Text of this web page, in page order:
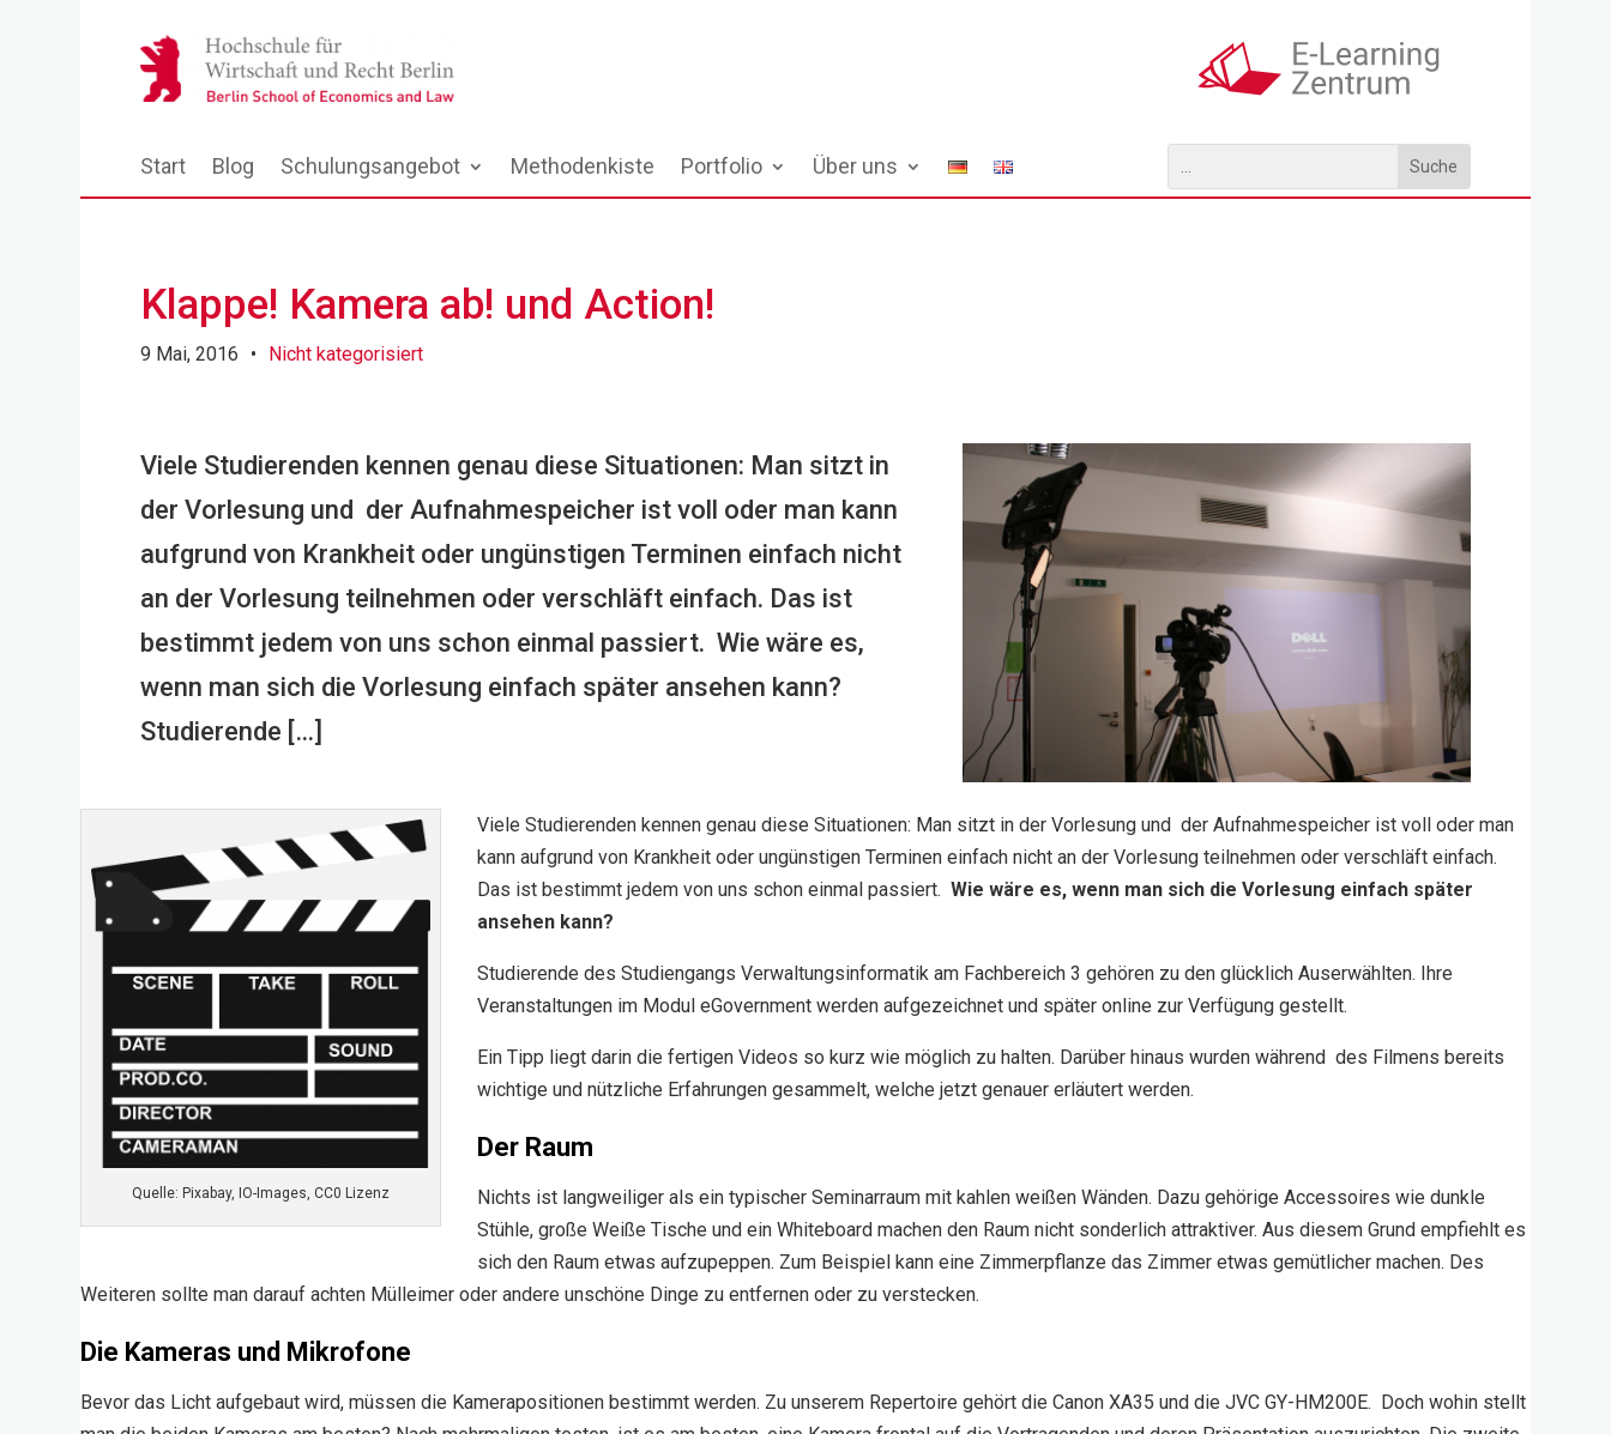
Start Blog Schulungsangebot Methodenkiste Portfolio Über uns
Klappe! Kamera ab! und Action!
9 Mai, 2016 • Nicht kategorisiert
Viele Studierenden kennen genau diese Situationen: Man sitzt in
der Vorlesung und der Aufnahmespeicher ist voll oder man kann
aufgrund von Krankheit oder ungünstigen Terminen einfach nicht
an der Vorlesung teilnehmen oder verschläft einfach. Das ist
bestimmt jedem von uns schon einmal passiert. Wie wäre es,
wenn man sich die Vorlesung einfach später ansehen kann?
Studierende […]
Quelle: Pixabay, IO-Images, CC0 Lizenz
Viele Studierenden kennen genau diese Situationen: Man sitzt in der Vorlesung und der Aufnahmespeicher ist voll oder man
kann aufgrund von Krankheit oder ungünstigen Terminen einfach nicht an der Vorlesung teilnehmen oder verschläft einfach.
Das ist bestimmt jedem von uns schon einmal passiert.Wie wäre es, wenn man sich die Vorlesung einfach später
ansehen kann?
Studierende des Studiengangs Verwaltungsinformatik am Fachbereich 3 gehören zu den glücklich Auserwählten. Ihre
Veranstaltungen im Modul eGovernment werden aufgezeichnet und später online zur Verfügung gestellt.
Ein Tipp liegt darin die fertigen Videos so kurz wie möglich zu halten. Darüber hinaus wurden während des Filmens bereits
wichtige und nützliche Erfahrungen gesammelt, welche jetzt genauer erläutert werden.
Der Raum
Nichts ist langweiliger als ein typischer Seminarraum mit kahlen weißen Wänden. Dazu gehörige Accessoires wie dunkle
Stühle, große Weiße Tische und ein Whiteboard machen den Raum nicht sonderlich attraktiver. Aus diesem Grund empfiehlt es
sich den Raum etwas aufzupeppen. Zum Beispiel kann eine Zimmerpflanze das Zimmer etwas gemütlicher machen. Des
Weiteren sollte man darauf achten Mülleimer oder andere unschöne Dinge zu entfernen oder zu verstecken.
Die Kameras und Mikrofone
Bevor das Licht aufgebaut wird, müssen die Kamerapositionen bestimmt werden. Zu unserem Repertoire gehört die Canon XA35 und die JVC GY-HM200E. Doch wohin stellt